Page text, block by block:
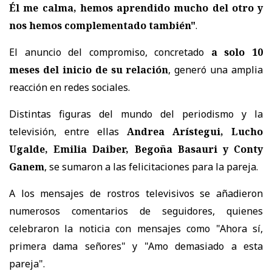
Él me calma, hemos aprendido mucho del otro y
nos hemos complementado también".
El anuncio del compromiso, concretado a solo 10
meses del inicio de su relación, generó una amplia
reacción en redes sociales.
Distintas figuras del mundo del periodismo y la
televisión, entre ellas Andrea Arístegui, Lucho
Ugalde, Emilia Daiber, Begoña Basauri y Conty
Ganem, se sumaron a las felicitaciones para la pareja.
A los mensajes de rostros televisivos se añadieron
numerosos comentarios de seguidores, quienes
celebraron la noticia con mensajes como "Ahora sí,
primera dama señores" y "Amo demasiado a esta
pareja".